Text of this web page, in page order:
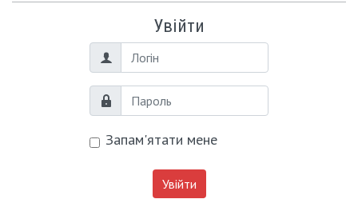
Увійти
Логін
Пароль
Запам'ятати мене
Увійти